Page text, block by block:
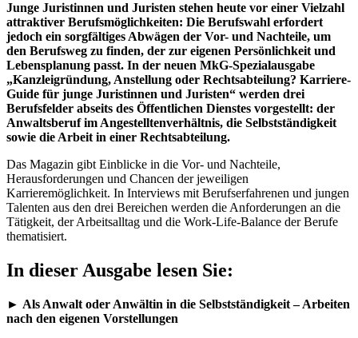
Junge Juristinnen und Juristen stehen heute vor einer Vielzahl
attraktiver Berufsmöglichkeiten: Die Berufswahl erfordert
jedoch ein sorgfältiges Abwägen der Vor- und Nachteile, um
den Berufsweg zu finden, der zur eigenen Persönlichkeit und
Lebensplanung passt. In der neuen MkG-Spezialausgabe
„Kanzleigründung, Anstellung oder Rechtsabteilung? Karriere-
Guide für junge Juristinnen und Juristen“ werden drei
Berufsfelder abseits des Öffentlichen Dienstes vorgestellt: der
Anwaltsberuf im Angestelltenverhältnis, die Selbstständigkeit
sowie die Arbeit in einer Rechtsabteilung.
Das Magazin gibt Einblicke in die Vor- und Nachteile,
Herausforderungen und Chancen der jeweiligen
Karrieremöglichkeit. In Interviews mit Berufserfahrenen und jungen
Talenten aus den drei Bereichen werden die Anforderungen an die
Tätigkeit, der Arbeitsalltag und die Work-Life-Balance der Berufe
thematisiert.
In dieser Ausgabe lesen Sie:
► Als Anwalt oder Anwältin in die Selbstständigkeit – Arbeiten
nach den eigenen Vorstellungen